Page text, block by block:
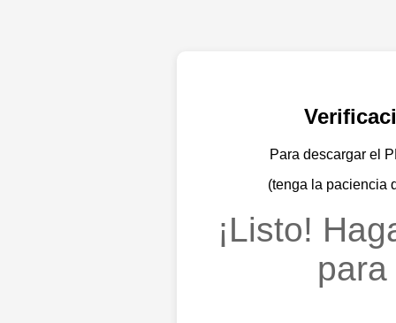
Para descargar el
(tenga la paciencia
¡Listo!